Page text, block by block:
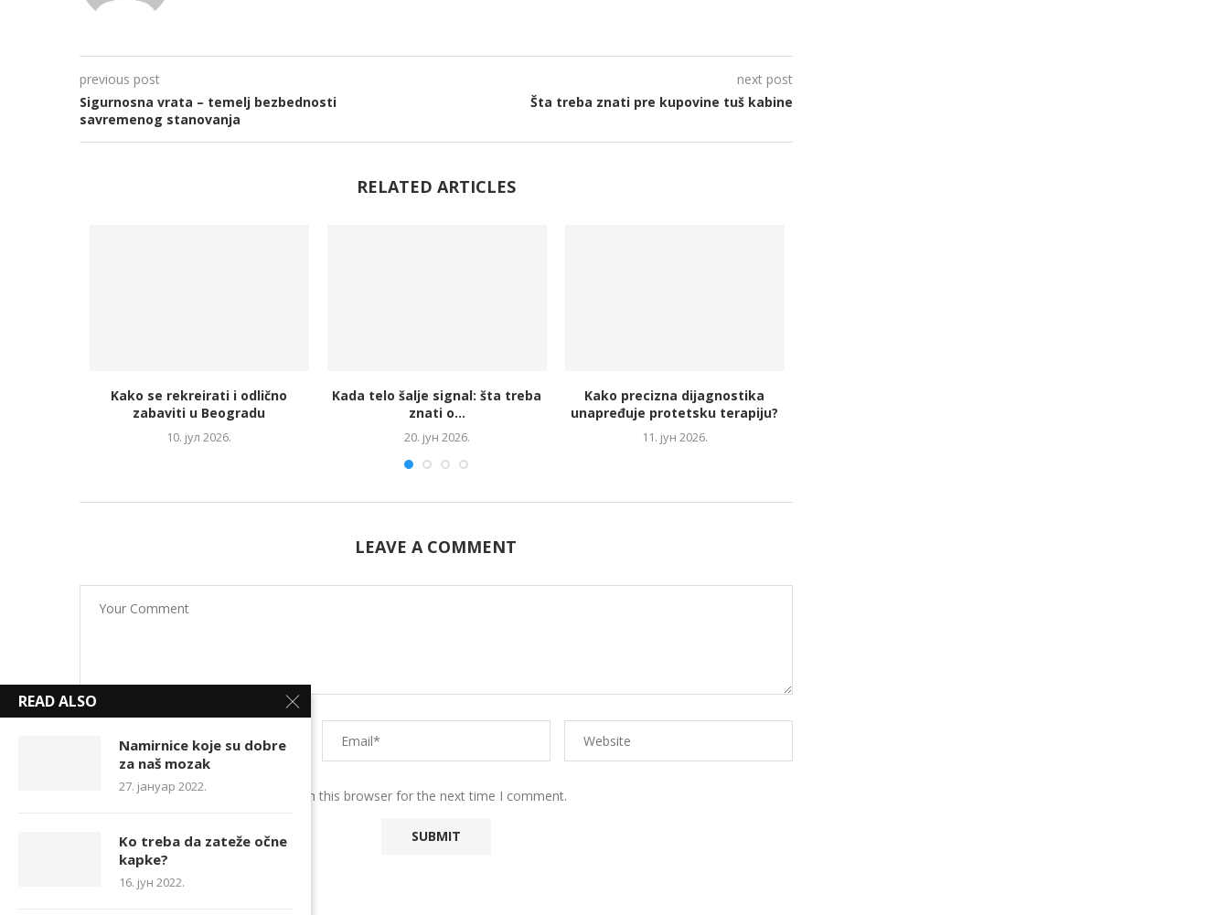
previous post
Sigurnosna vrata – temelj bezbednosti
savremenog stanovanja
next post
Šta treba znati pre kupovine tuš kabine
RELATED ARTICLES
Kako se rekreirati i odlično
zabaviti u Beogradu
10. јул 2026.
Kada telo šalje signal: šta treba
znati o...
20. јун 2026.
Kako precizna dijagnostika
unapređuje protetsku terapiju?
11. јун 2026.
LEAVE A COMMENT
Save my name, email, and website in this browser for the next time I comment.
READ ALSO
Namirnice koje su dobre
za naš mozak
27. јануар 2022.
Ko treba da zateže očne
kapke?
16. јун 2022.